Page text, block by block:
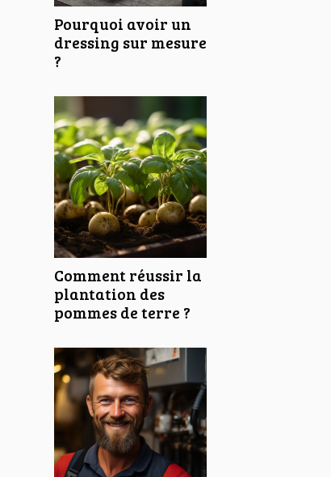
Pourquoi avoir un
dressing sur mesure
?
Comment réussir la
plantation des
pommes de terre ?